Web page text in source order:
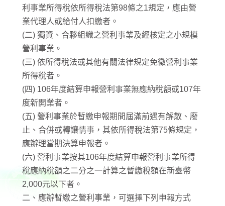
利事業所得稅依所得稅法第98條之1規定，應由營
業代理人或給付人扣繳者。
(二) 獨資、合夥組織之營利事業及經核定之小規模
營利事業。
(三) 依所得稅法或其他有關法律規定免徵營利事業
所得稅者。
(四) 106年度結算申報營利事業無應納稅額或107年
度新開業者。
(五) 營利事業於暫繳申報期間屆滿前遇有解散、廢
止、合併或轉讓情事，其依所得稅法第75條規定，
應辦理當期決算申報者。
(六) 營利事業按其106年度結算申報營利事業所得
稅應納稅額之二分之一計算之暫繳稅額在新臺幣
2,000元以下者。
二、應辦暫繳之營利事業，可選擇下列申報方式